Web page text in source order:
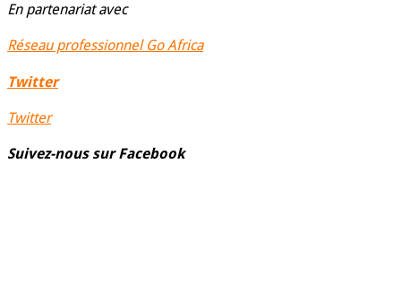
En partenariat avec
Réseau professionnel Go Africa
Twitter
Twitter
Suivez-nous sur Facebook